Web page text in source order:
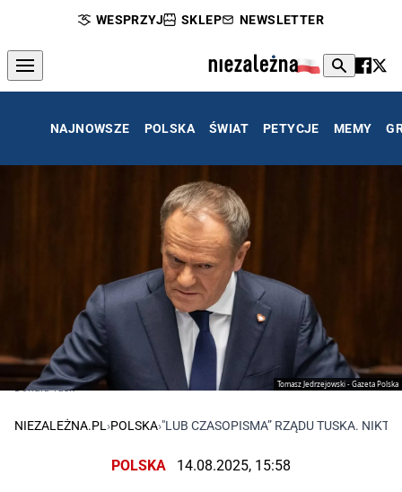
WESPRZYJ SKLEP NEWSLETTER
NAJNOWSZE POLSKA ŚWIAT PETYCJE MEMY
Tomasz Jedrzejowski - Gazeta Polska
Donald Tusk
NIEZALEŻNA.PL ›POLSKA›"LUB CZASOPISMA” RZĄDU TUSKA. NIKT
POLSKA 14.08.2025, 15:58